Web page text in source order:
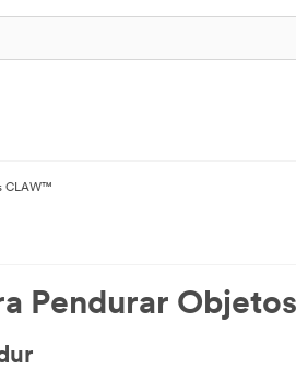
CLAW™
Pendurar